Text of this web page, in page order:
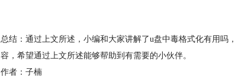
总结：通过上文所述，小编和大家讲解了u盘中毒格式化有用
容，希望通过上文所述能够帮助到有需要的小伙伴。
作者：子楠